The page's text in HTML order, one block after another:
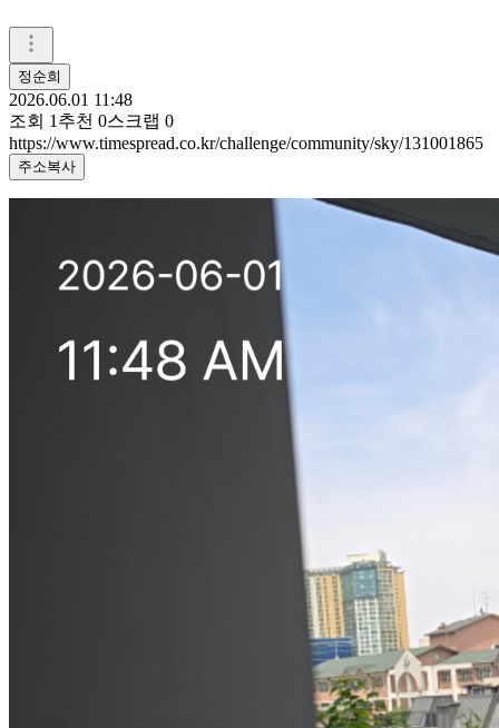
정순희
2026.06.01 11:48
조회 1 추천 0스크랩 0
https://www.timespread.co.kr/challenge/community/sky/131001865
주소복사